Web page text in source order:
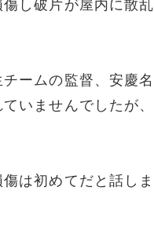
し破片が屋内に散乱
ームの監督、安慶名
いませんでしたが、
は初めてだと話しま